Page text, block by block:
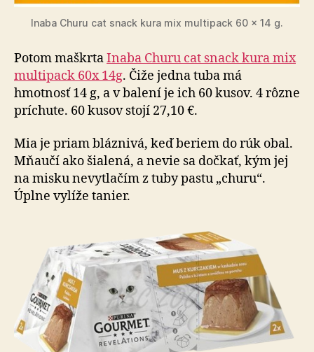
Inaba Churu cat snack kura mix multi­pack 60 × 14 g.
Potom maškrtaInaba Churu cat snack kura mix
multipack 60x 14g. Čiže jedna tuba má
hmotnosť 14 g, a v balení je ich 60 kusov. 4 rôzne
prí­chu­te. 60 kusov stojí 27,10 €.
Mia je priam bláznivá, keď beriem do rúk obal.
Mňaučí ako šialená, a nevie sa dočkať, kým jej
na misku ne­vy­tla­čím z tuby pastu „churu“.
Úplne vylíže tanier.